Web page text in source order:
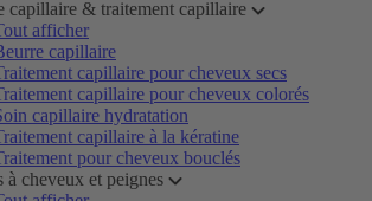
capillaire & traitement capillaire
afficher
capillaire
capillaire pour cheveux secs
capillaire pour cheveux colorés
capillaire hydratation
capillaire à la kératine
pour cheveux bouclés
à cheveux et peignes